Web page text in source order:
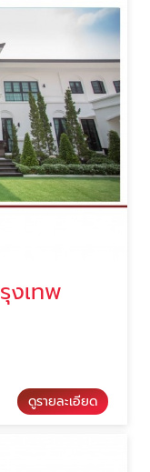
งเทพ
ดูรายละเอียด